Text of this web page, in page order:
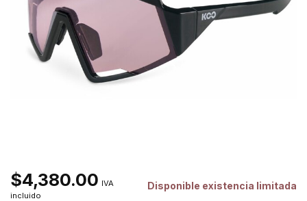
$4,380.00 IVA
incluido
Disponible existencia limitada